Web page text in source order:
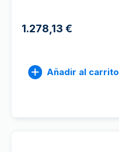
1.278,13 €
Añadir al carrito